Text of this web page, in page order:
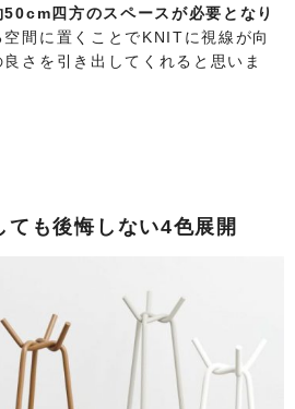
50cm四方のスペースが必要となり
間に置くことでKNITに視線が向
さを引き出してくれると思いま
ても後悔しない4色展開